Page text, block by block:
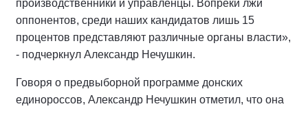
производственники и управленцы. Вопреки лжи
оппонентов, среди наших кандидатов лишь 15
процентов представляют различные органы власти»,
- подчеркнул Александр Нечушкин.
Говоря о предвыборной программе донских
единороссов, Александр Нечушкин отметил, что она